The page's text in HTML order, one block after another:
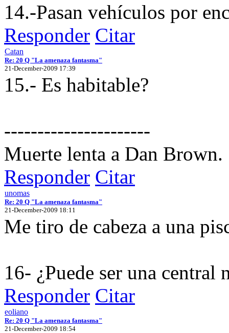
14.-Pasan vehículos por
Responder Citar
Catan
Re: 20 Q "La amenaza fantasma"
21-December-2009 17:39
15.- Es habitable?
----------------------
Muerte lenta a Dan Brown.
Responder Citar
unomas
Re: 20 Q "La amenaza fantasma"
21-December-2009 18:11
Me tiro de cabeza a una
16- ¿Puede ser una central
Responder Citar
eoliano
Re: 20 Q "La amenaza fantasma"
21-December-2009 18:54